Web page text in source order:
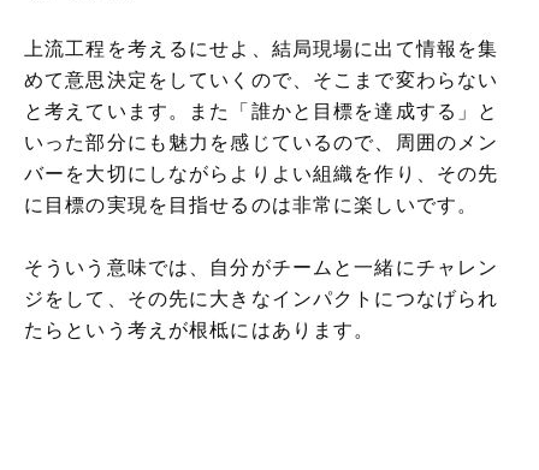
上流工程を考えるにせよ、結局現場に出て情報を集
めて意思決定をしていくので、そこまで変わらない
と考えています。また「誰かと目標を達成する」と
いった部分にも魅力を感じているので、周囲のメン
バーを大切にしながらよりよい組織を作り、その先
に目標の実現を目指せるのは非常に楽しいです。
そういう意味では、自分がチームと一緒にチャレン
ジをして、その先に大きなインパクトにつなげられ
たらという考えが根柢にはあります。